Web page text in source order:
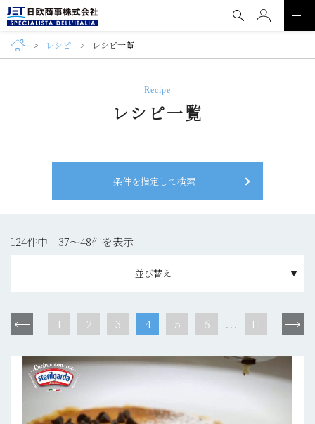
レシピ レシピ一覧
Recipe
レシピ一覧
条件を指定して検索
124件中 37〜48件を表示
並び替え
1 2 3 4 5 6 ... 11